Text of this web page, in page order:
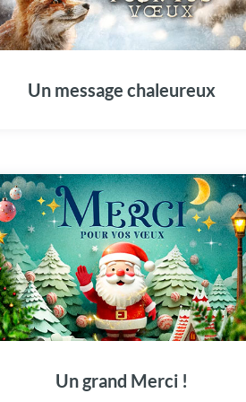
Un message chaleureux
carte qui permet d'exprimer sa gratitude
Un grand Merci !
petites attentions que nous avons reçues